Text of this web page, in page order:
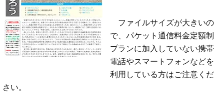
ファイルサイズが大きいの
で、パケット通信料金定額制
プランに加入していない携帯
電話やスマートフォンなどを
利用している方はご注意くだ
さい。